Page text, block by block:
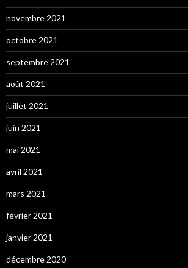
novembre 2021
octobre 2021
septembre 2021
août 2021
juillet 2021
juin 2021
mai 2021
avril 2021
mars 2021
février 2021
janvier 2021
décembre 2020